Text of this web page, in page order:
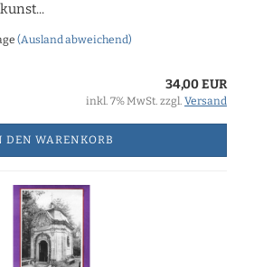
(Ausland abweichend)
34,00 EUR
inkl. 7% MwSt. zzgl. Versand
DEN WARENKORB